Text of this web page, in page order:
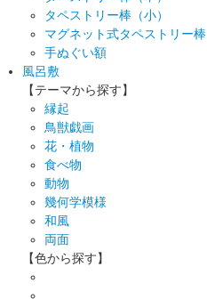
タペストリー棒（小）
マグネット式タペストリー棒
手ぬぐい額
風呂敷
【テーマから探す】
縁起
鳥獣戯画
花・植物
食べ物
動物
幾何学模様
和風
両面
【色から探す】